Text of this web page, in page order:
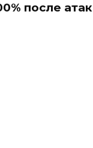
после атак